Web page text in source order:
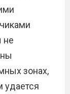
не
зонах,
удается